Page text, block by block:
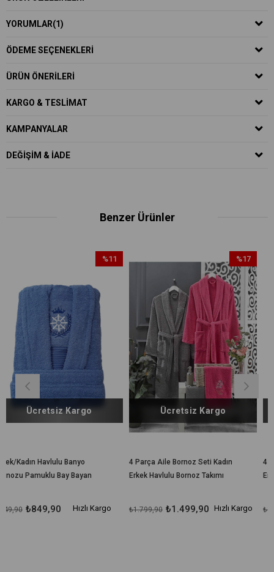
YORUMLAR(1)
ÖDEME SEÇENEKLERI
ÜRÜN ÖNERILERI
KARGO & TESLIMAT
KAMPANYALAR
DEĞIŞIM & İADE
Benzer Ürünler
%11İndirim
Kargo
4 Parça Aile Bornoz Seti Kadın
Erkek Havlulu Bornoz Takımı
₺1.499,90
₺1.799,90
%17İndirim
Ücretsiz Kargo
Hızlı Kargo
4 Parça Aile Bornoz Seti
Erkek Havlulu Bornoz
₺1.499,90
₺1.799,90
Ücretsiz